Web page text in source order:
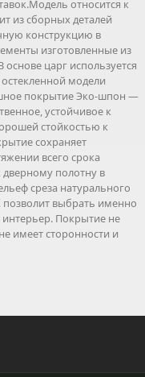
относится к
из сборных деталей
конструкцию в
изготовленные из
царг используется
модели
покрытие Эко-шпон —
устойчивое к
стойкостью к
сохраняет
всего срока
полотну в
среза натурального
позволит выбрать именно
Покрытие не
имеет сторонности и